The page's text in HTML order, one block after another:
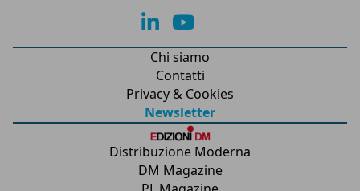
lk yt
Chi siamo
Contatti
Privacy & Cookies
Newsletter
Distribuzione Moderna
DM Magazine